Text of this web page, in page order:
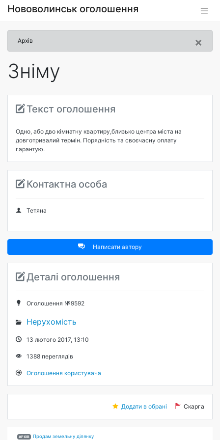
Нововолинськ оголошення
×
Архів
Зніму
Текст оголошення
Одно, або дво кімнатну квартиру,близько центра міста на
довготривалий термін. Порядність та своєчасну оплату
гарантую.
Контактна особа
Тетяна
Написати автору
Деталі оголошення
Оголошення №9592
Нерухомість
13 лютого 2017, 13:10
1388 переглядів
Оголошення користувача
Скарга
Додати в обрані
АРХІВ Продам земельну ділянку